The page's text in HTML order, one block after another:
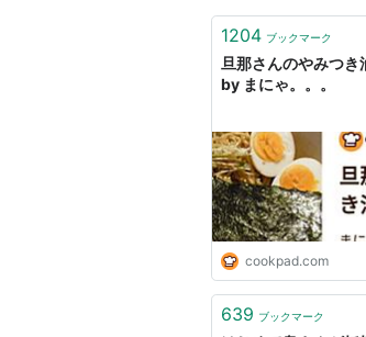
1204 ブックマーク
旦那さんのやみつき
by まにゃ。。。
cookpad.com
639 ブックマーク